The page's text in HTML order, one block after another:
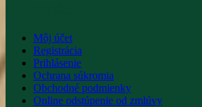
Môj účet
Registrácia
Prihlásenie
Ochrana súkromia
Obchodné podmienky
Online odstúpenie od zmlúvy